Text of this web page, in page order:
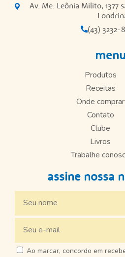
Av. Me. Leônia Milito, 1377
(43) 3232-
menu
Produtos
Receitas
Onde comprar
Contato
Clube
Livros
Trabalhe
assine nossa
Ao marcar, concordo em